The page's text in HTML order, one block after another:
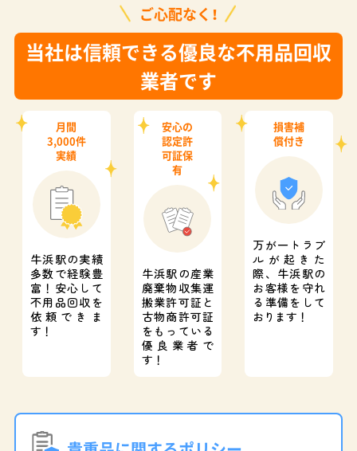
ご心配なく！
当社は信頼できる優良な不用品回収
業者です
月間
3,000件
実績
牛浜駅の実績
多数で経験豊
富！ 安心して
不用品回収を
依頼できま
す！
安心の
認定許
可証保
有
牛浜駅の産業
廃棄物収集運
搬業許可証と
古物商許可証
をもっている
優良業者で
す！
損害補
償付き
万が一トラブ
ルが起きた
際、 牛浜駅の
お客様を守れ
る準備をして
おります！